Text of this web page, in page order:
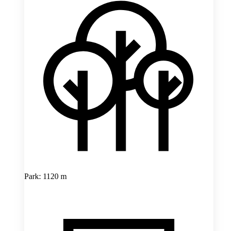
Park: 1120 m